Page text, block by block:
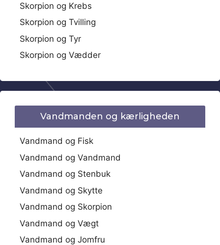
Skorpion og Krebs
Skorpion og Tvilling
Skorpion og Tyr
Skorpion og Vædder
Vandmanden og kærligheden
Vandmand og Fisk
Vandmand og Vandmand
Vandmand og Stenbuk
Vandmand og Skytte
Vandmand og Skorpion
Vandmand og Vægt
Vandmand og Jomfru